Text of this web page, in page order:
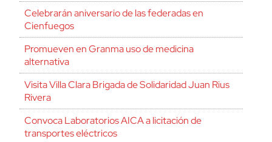
Celebrarán aniversario de las federadas en
Cienfuegos
Promueven en Granma uso de medicina
alternativa
Visita Villa Clara Brigada de Solidaridad Juan Rius
Rivera
Convoca Laboratorios AICA a licitación de
transportes eléctricos